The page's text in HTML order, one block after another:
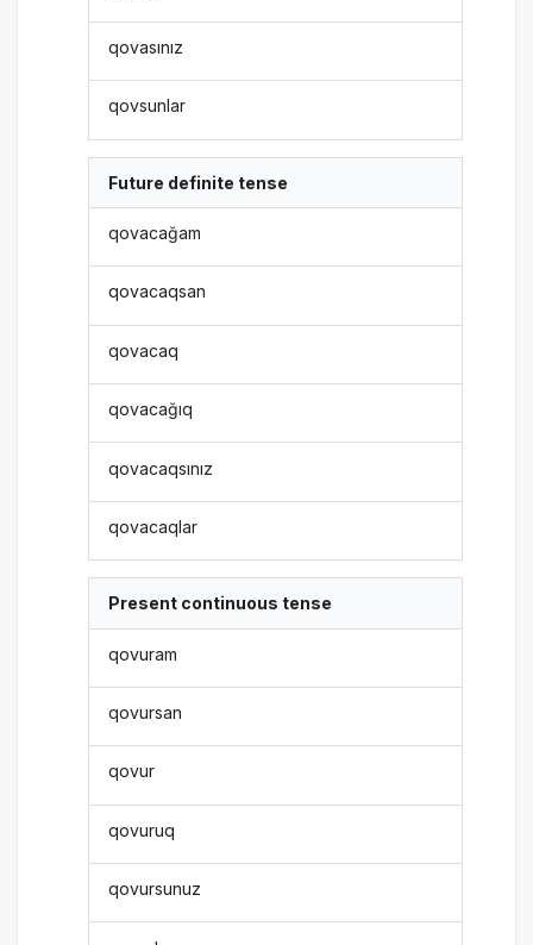
qovasınız
qovsunlar
Future definite tense
qovacağam
qovacaqsan
qovacaq
qovacağıq
qovacaqsınız
qovacaqlar
Present continuous tense
qovuram
qovursan
qovur
qovuruq
qovursunuz